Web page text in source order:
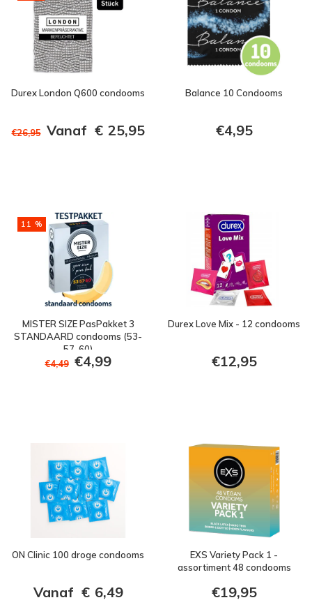
Durex London Q600 condooms
€26,95 Vanaf € 25,95
Balance 10 Condooms
€4,95
11 %
MISTER SIZE PasPakket 3
STANDAARD condooms (53-
57-60)
€4,49 €4,99
Durex Love Mix - 12 condooms
€12,95
ON Clinic 100 droge condooms
Vanaf € 6,49
EXS Variety Pack 1 -
assortiment 48 condooms
€19,95